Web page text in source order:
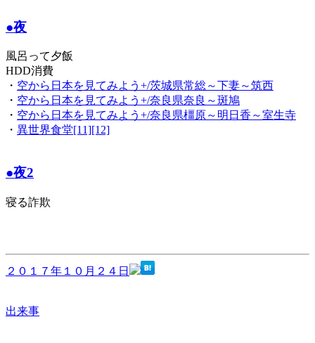
●夜
風呂って夕飯
HDD消費
・ 空から日本を見てみよう+/茨城県常総～下妻～筑西
・ 空から日本を見てみよう+/奈良県奈良～斑鳩
・ 空から日本を見てみよう+/奈良県橿原～明日香～室生寺
・ 異世界食堂[11][12]
●夜2
寝る詐欺
２０１７年１０月２４日
出来事